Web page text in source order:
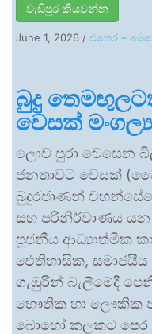
වැඩිපුර කියවන්න
June 1, 2026 / එතෙර –
බුදු
වෙසක්
ලොව පුරා වෙසෙන
ජනතාවට වෙසක්
බුදුරජාණන්
සහ පරිනිර්වාණය යන
පූජනීය ආධ්‍යාත්මික
ඓතිහාසික, සමාජයීය
ගැඹුරින් බැලීමේදී
භෞතික හා ලෞකික
බොහෝ කලකට පෙර